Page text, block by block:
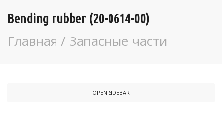
Bending rubber (20-0614-00)
Главная / Запасные части
OPEN SIDEBAR